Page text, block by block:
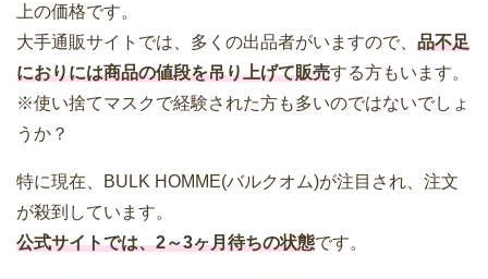
上の価格です。
大手通販サイトでは、多くの出品者がいますので、 品不足
におりには商品の値段を吊り上げて販売する方もいます。
※使い捨てマスクで経験された方も多いのではないでしょ
うか？
特に現在、BULK HOMME(バルクオム)が注目され、注文
が殺到しています。
公式サイトでは、2～3ヶ月待ちの状態です。